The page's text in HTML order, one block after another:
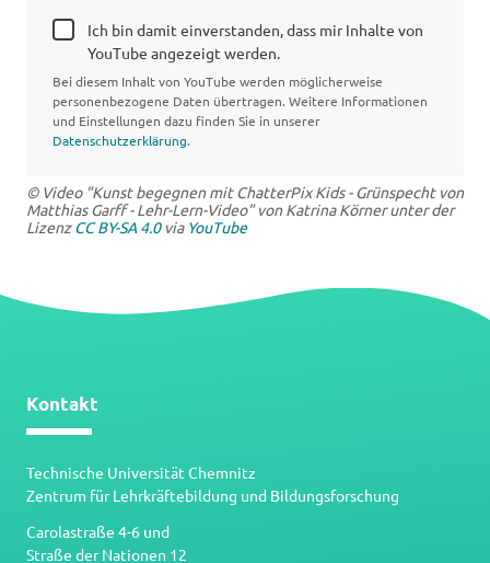
Ich bin damit einverstanden, dass mir Inhalte von
YouTube angezeigt werden.
Bei diesem Inhalt von YouTube werden möglicherweise
personenbezogene Daten übertragen. Weitere Informationen
und Einstellungen dazu finden Sie in unserer
Datenschutzerklärung.
© Video "Kunst begegnen mit ChatterPix Kids - Grünspecht von
Matthias Garff - Lehr-Lern-Video" von Katrina Körner unter der
LizenzCC BY-SA 4.0via YouTube
Kontakt
Technische Universität Chemnitz
Zentrum für Lehrkräftebildung und Bildungsforschung
Carolastraße 4-6 und
Straße der Nationen 12